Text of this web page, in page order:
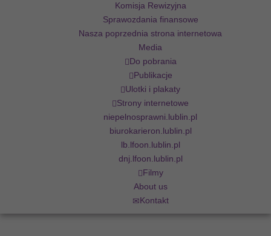
Komisja Rewizyjna
Sprawozdania finansowe
Nasza poprzednia strona internetowa
Media
Do pobrania
Publikacje
Ulotki i plakaty
Strony internetowe
niepelnosprawni.lublin.pl
biurokarieron.lublin.pl
lb.lfoon.lublin.pl
dnj.lfoon.lublin.pl
Filmy
About us
Kontakt